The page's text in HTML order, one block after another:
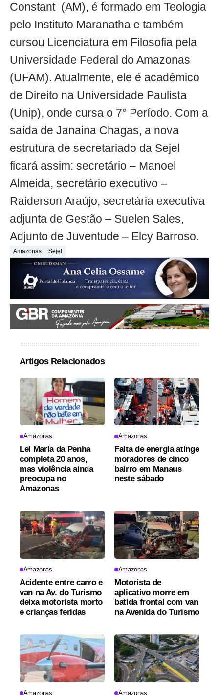
Constant (AM), é formado em Teologia
pelo Instituto Maranatha e também
cursou Licenciatura em Filosofia pela
Universidade Federal do Amazonas
(UFAM). Atualmente, ele é acadêmico
de Direito na Universidade Paulista
(Unip), onde cursa o 7° Período. Com a
saída de Janaina Chagas, a nova
estrutura de secretariado da Sejel
ficará assim: secretário – Manoel
Almeida, secretário executivo –
Raiderson Araújo, secretária executiva
adjunta de Gestão – Suelen Sales,
Adjunto de Juventude – Elcy Barroso.
Amazonas Sejel
Artigos Relacionados
Amazonas
Lei Maria da Penha
completa 20 anos,
mas violência ainda
preocupa no
Amazonas
Amazonas
Falta de energia atinge
moradores de cinco
bairro em Manaus
neste sábado
Amazonas
Acidente entre carro e
van na Av. do Turismo
deixa motorista morto
e crianças feridas
Amazonas
Motorista de
aplicativo morre em
batida frontal com van
na Avenida do Turismo
Amazonas Amazonas